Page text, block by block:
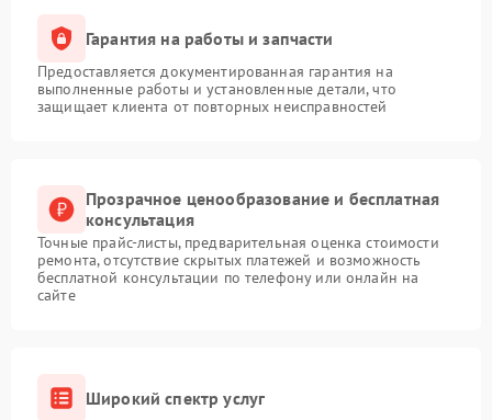
Гарантия на работы и запчасти
Предоставляется документированная гарантия на
выполненные работы и установленные детали, что
защищает клиента от повторных неисправностей
Прозрачное ценообразование и бесплатная
консультация
Точные прайс-листы, предварительная оценка стоимости
ремонта, отсутствие скрытых платежей и возможность
бесплатной консультации по телефону или онлайн на
сайте
Широкий спектр услуг